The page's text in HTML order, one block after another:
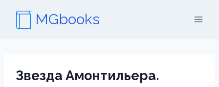
содержимому
MGbooks
Звезда Амонтильера.